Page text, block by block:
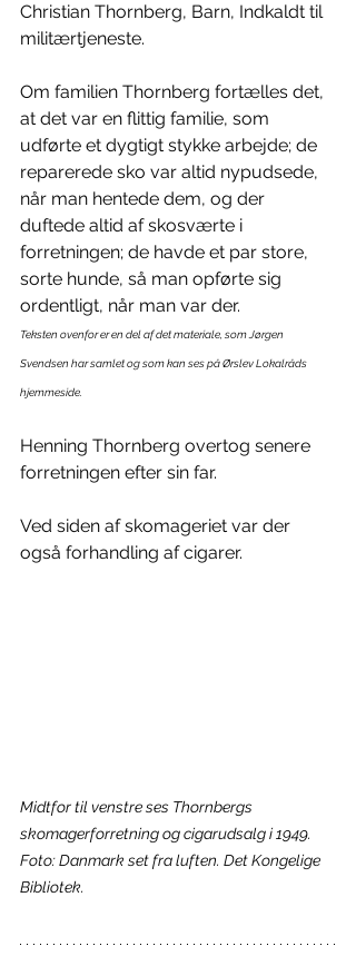
Christian Thornberg, Barn, Indkaldt til
militærtjeneste.
Om familien Thornberg fortælles det,
at det var en flittig familie, som
udførte et dygtigt stykke arbejde; de
reparerede sko var altid nypudsede,
når man hentede dem, og der
duftede altid af skosværte i
forretningen; de havde et par store,
sorte hunde, så man opførte sig
ordentligt, når man var der.
Teksten ovenfor er en del af det materiale, som Jørgen
Svendsen har samlet og som kan ses på Ørslev Lokalråds
hjemmeside.
Henning Thornberg overtog senere
forretningen efter sin far.
Ved siden af skomageriet var der
også forhandling af cigarer.
Midtfor til venstre ses Thornbergs
skomagerforretning og cigarudsalg i 1949.
Foto: Danmark set fra luften. Det Kongelige
Bibliotek.